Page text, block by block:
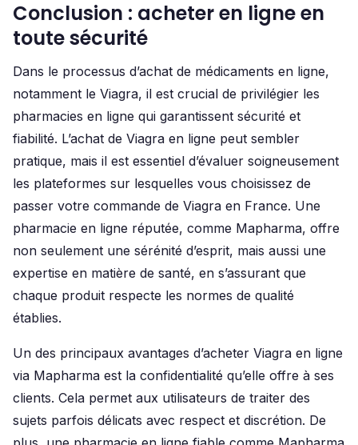
Conclusion : acheter en ligne en
toute sécurité
Dans le processus d’achat de médicaments en ligne,
notamment le Viagra, il est crucial de privilégier les
pharmacies en ligne qui garantissent sécurité et
fiabilité. L’achat de Viagra en ligne peut sembler
pratique, mais il est essentiel d’évaluer soigneusement
les plateformes sur lesquelles vous choisissez de
passer votre commande de Viagra en France. Une
pharmacie en ligne réputée, comme Mapharma, offre
non seulement une sérénité d’esprit, mais aussi une
expertise en matière de santé, en s’assurant que
chaque produit respecte les normes de qualité
établies.
Un des principaux avantages d’acheter Viagra en ligne
via Mapharma est la confidentialité qu’elle offre à ses
clients. Cela permet aux utilisateurs de traiter des
sujets parfois délicats avec respect et discrétion. De